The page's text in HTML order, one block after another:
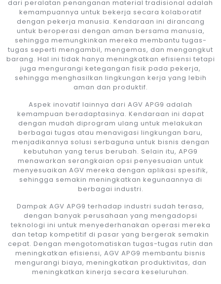
dari peralatan penanganan material tradisional adalah
kemampuannya untuk bekerja secara kolaboratif
dengan pekerja manusia. Kendaraan ini dirancang
untuk beroperasi dengan aman bersama manusia,
sehingga memungkinkan mereka membantu tugas-
tugas seperti mengambil, mengemas, dan mengangkut
barang. Hal ini tidak hanya meningkatkan efisiensi tetapi
juga mengurangi ketegangan fisik pada pekerja,
sehingga menghasilkan lingkungan kerja yang lebih
aman dan produktif.
Aspek inovatif lainnya dari AGV APG9 adalah
kemampuan beradaptasinya. Kendaraan ini dapat
dengan mudah diprogram ulang untuk melakukan
berbagai tugas atau menavigasi lingkungan baru,
menjadikannya solusi serbaguna untuk bisnis dengan
kebutuhan yang terus berubah. Selain itu, APG9
menawarkan serangkaian opsi penyesuaian untuk
menyesuaikan AGV mereka dengan aplikasi spesifik,
sehingga semakin meningkatkan kegunaannya di
berbagai industri.
Dampak AGV APG9 terhadap industri sudah terasa,
dengan banyak perusahaan yang mengadopsi
teknologi ini untuk menyederhanakan operasi mereka
dan tetap kompetitif di pasar yang bergerak semakin
cepat. Dengan mengotomatiskan tugas-tugas rutin dan
meningkatkan efisiensi, AGV APG9 membantu bisnis
mengurangi biaya, meningkatkan produktivitas, dan
meningkatkan kinerja secara keseluruhan.